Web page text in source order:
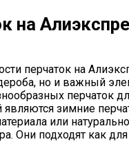
на
перчаток на
но и важный
перчаток
зимние
или
Они подходят как